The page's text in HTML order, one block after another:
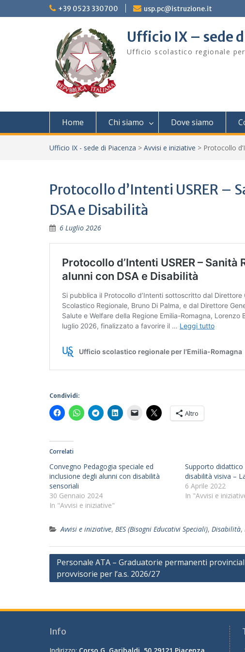
to
+39 0523 330700 usp.pc@istruzione.it
Ufficio IX – sede
Ufficio scolastico regionale
Home Chi siamo Dove siamo
Ufficio IX - sede di Piacenza > Avvisi e iniziative > Protocollo
Protocollo d’Intenti USRER –
DSA e Disabilità
6 Luglio 2026
Condividi:
Altro
Correlati
Convegno Pedagogia speciale ed
inclusione degli alunni con disabilità
sensoriali
30 Gennaio 2024
In "Avvisi e iniziative"
Supporto didattico
disabilità visiva –
6 Aprile 2022
In "Avvisi e
Avvisi e iniziative, BES (Bisogni Educativi Speciali), Disabilità,
Navigazione
articoli
Personale ATA – Graduatorie permanenti
provvisorie per l’a.s. 2026/27
Info